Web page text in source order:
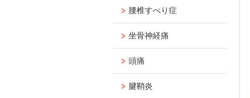
腰椎すべり症
坐骨神経痛
頭痛
腱鞘炎